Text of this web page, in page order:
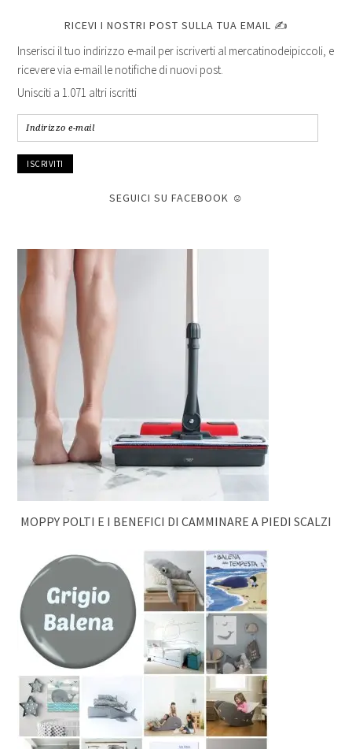
RICEVI I NOSTRI POST SULLA TUA EMAIL ✍
Inserisci il tuo indirizzo e-mail per iscriverti al mercatinodeipiccoli, e
ricevere via e-mail le notifiche di nuovi post.
Unisciti a 1.071 altri iscritti
Indirizzo
e-
mail
SEGUICI SU FACEBOOK ☺
MOPPY POLTI E I BENEFICI DI CAMMINARE A PIEDI SCALZI